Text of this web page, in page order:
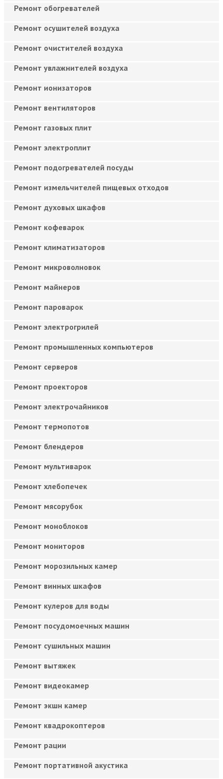
Ремонт обогревателей
Ремонт осушителей воздуха
Ремонт очистителей воздуха
Ремонт увлажнителей воздуха
Ремонт ионизаторов
Ремонт вентиляторов
Ремонт газовых плит
Ремонт электроплит
Ремонт подогревателей посуды
Ремонт измельчителей пищевых отходов
Ремонт духовых шкафов
Ремонт кофеварок
Ремонт климатизаторов
Ремонт микроволновок
Ремонт майнеров
Ремонт пароварок
Ремонт электрогрилей
Ремонт промышленных компьютеров
Ремонт серверов
Ремонт проекторов
Ремонт электрочайников
Ремонт термопотов
Ремонт блендеров
Ремонт мультиварок
Ремонт хлебопечек
Ремонт мясорубок
Ремонт моноблоков
Ремонт мониторов
Ремонт морозильных камер
Ремонт винных шкафов
Ремонт кулеров для воды
Ремонт посудомоечных машин
Ремонт сушильных машин
Ремонт вытяжек
Ремонт видеокамер
Ремонт экшн камер
Ремонт квадрокоптеров
Ремонт рации
Ремонт портативной акустика